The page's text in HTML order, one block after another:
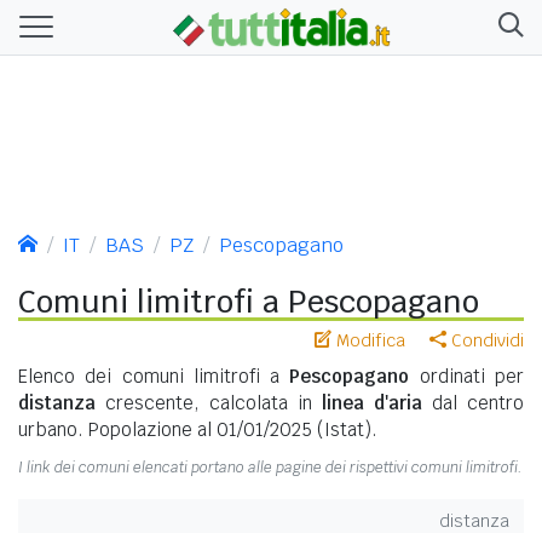
IT BAS PZ Pescopagano
Comuni limitrofi a Pescopagano
Modifica Condividi
Elenco dei comuni limitrofi a Pescopagano ordinati per
distanza crescente, calcolata in linea d'aria dal centro
urbano. Popolazione al 01/01/2025 (Istat).
I link dei comuni elencati portano alle pagine dei rispettivi comuni limitrofi.
distanza